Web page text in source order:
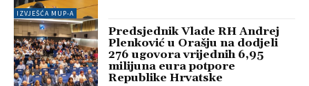
IZVJEŠĆA MUP-A
Predsjednik Vlade RH Andrej
Plenković u Orašju na dodjeli
276 ugovora vrijednih 6,95
milijuna eura potpore
Republike Hrvatske